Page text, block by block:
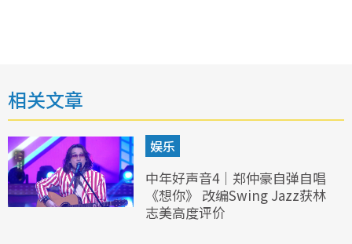
相关文章
娱乐
中年好声音4｜郑仲豪自弹自唱
《想你》 改编Swing Jazz获林
志美高度评价